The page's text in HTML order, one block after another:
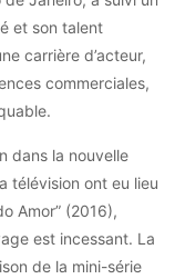
et son talent
carrière d’acteur,
commerciales,
dans la nouvelle
télévision ont eu lieu
Amor” (2016),
est incessant. La
de la mini-série